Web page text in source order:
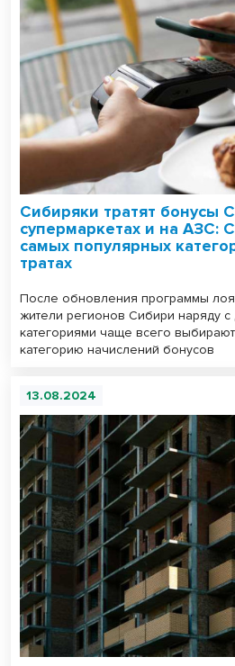
Сибиряки тратят бонусы
супермаркетах и на АЗС:
самых популярных
тратах
После обновления программы
жители регионов Сибири наряду
категориями чаще всего
категорию начислений бонусов
13.08.2024